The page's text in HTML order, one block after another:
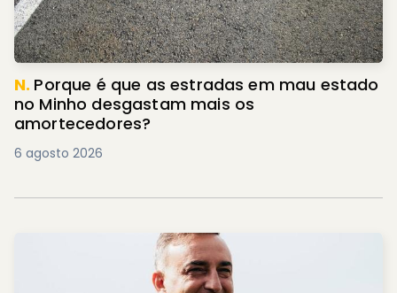
N. Porque é que as estradas em mau estado
no Minho desgastam mais os
amortecedores?
6 agosto 2026